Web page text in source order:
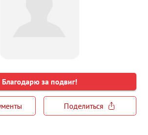
Благодарю за подвиг!
Поделиться